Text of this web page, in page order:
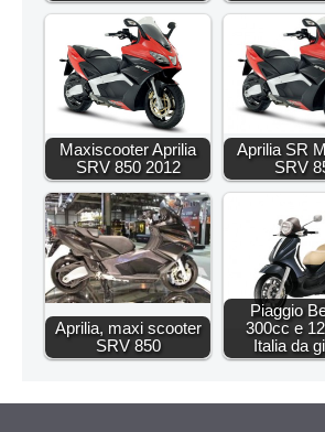
Maxiscooter Aprilia
SRV 850 2012
Aprilia SR
SRV
Aprilia, maxi scooter
SRV 850
Piaggio
300cc e
Italia da